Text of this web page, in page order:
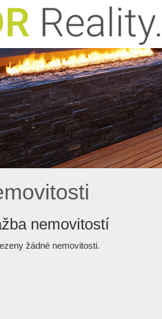
nemovitostí
žádné nemovitosti.